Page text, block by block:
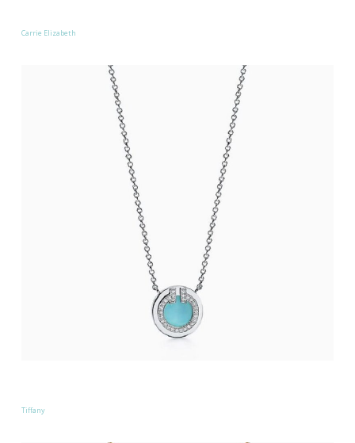
Carrie Elizabeth
Tiffany